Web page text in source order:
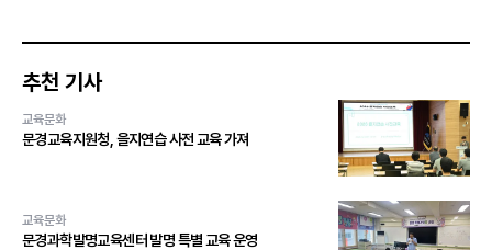
추천 기사
교육문화
문경교육지원청, 을지연습 사전 교육 가져
교육문화
문경과학발명교육센터 발명 특별 교육 운영